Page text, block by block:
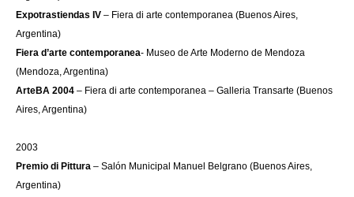
Expotrastiendas IV – Fiera di arte contemporanea (Buenos Aires,
Argentina)
Fiera d’arte contemporanea- Museo de Arte Moderno de Mendoza
(Mendoza, Argentina)
ArteBA 2004 – Fiera di arte contemporanea – Galleria Transarte (Buenos
Aires, Argentina)
2003
Premio di Pittura – Salón Municipal Manuel Belgrano (Buenos Aires,
Argentina)